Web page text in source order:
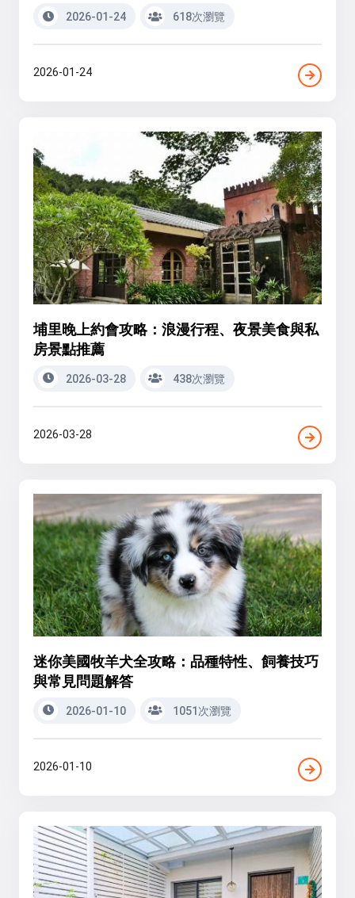
2026-01-24 618次瀏覽
2026-01-24
埔里晚上約會攻略：浪漫行程、夜景美食與私
房景點推薦
2026-03-28 438次瀏覽
2026-03-28
迷你美國牧羊犬全攻略：品種特性、飼養技巧
與常見問題解答
2026-01-10 1051次瀏覽
2026-01-10